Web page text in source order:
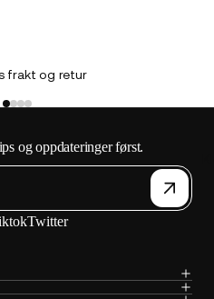
frakt og retur
og oppdateringer først.
Twitter